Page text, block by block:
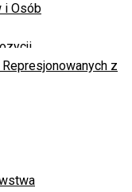
i Osób
z